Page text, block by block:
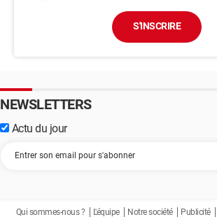
S'INSCRIRE
NEWSLETTERS
Actu du jour
Qui sommes-nous ? L'équipe Notre société Publicité